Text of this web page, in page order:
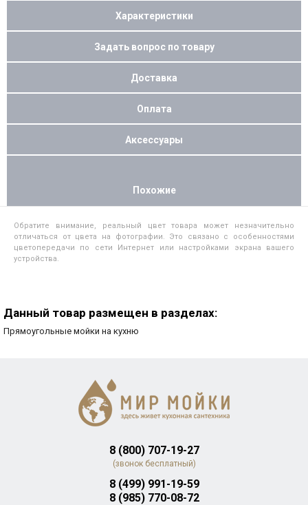
Характеристики
Задать вопрос по товару
Доставка
Оплата
Аксессуары
Похожие
Обратите внимание, реальный цвет товара может незначительно
отличаться от цвета на фотографии. Это связано с особенностями
цветопередачи по сети Интернет или настройками экрана вашего
устройства.
Данный товар размещен в разделах:
Прямоугольные мойки на кухню
8 (800) 707-19-27
(звонок бесплатный)
8 (499) 991-19-59
8 (985) 770-08-72